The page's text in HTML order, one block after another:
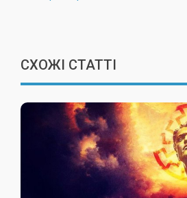
СХОЖІ СТАТТІ